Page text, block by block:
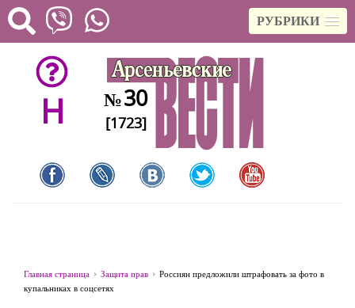
РУБРИКИ
H №30
[1723]
Главная страница Защита прав
Россиян предложили штрафовать за фото в
купальниках в соцсетях